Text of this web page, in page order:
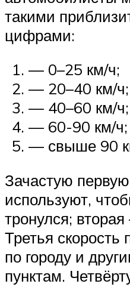
такими
цифрами:
— 0–25 км/ч;
— 20–40 км/ч;
— 40–60 км/ч;
— 60-90 км/ч;
— свыше 90
Зачастую
используют,
тронулся;
Третья скорость
по городу и
пунктам.